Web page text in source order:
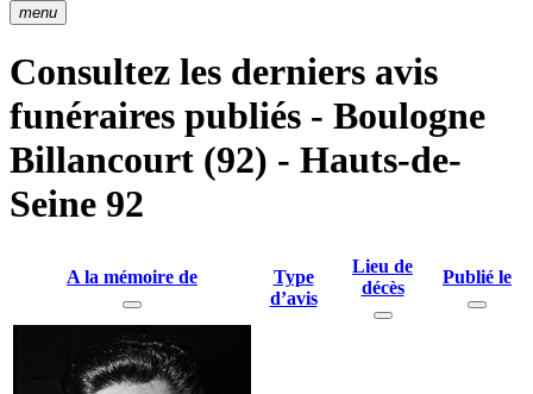
menu
Consultez les derniers avis
funéraires publiés - Boulogne
Billancourt (92) - Hauts-de-
Seine 92
A la mémoire de
Type
d’avis
Lieu de
décès
Publié le